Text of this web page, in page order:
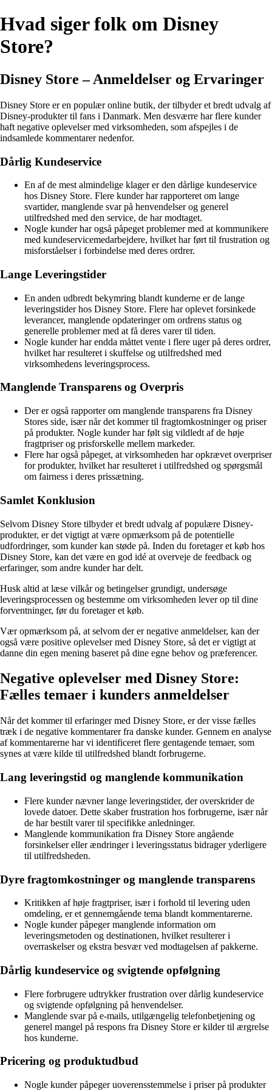
Hvad siger folk om Disney
Store?
Disney Store – Anmeldelser og Ervaringer
Disney Store er en populær online butik, der tilbyder et bredt udvalg af
Disney-produkter til fans i Danmark. Men desværre har flere kunder
haft negative oplevelser med virksomheden, som afspejles i de
indsamlede kommentarer nedenfor.
Dårlig Kundeservice
En af de mest almindelige klager er den dårlige kundeservice
hos Disney Store. Flere kunder har rapporteret om lange
svartider, manglende svar på henvendelser og generel
utilfredshed med den service, de har modtaget.
Nogle kunder har også påpeget problemer med at kommunikere
med kundeservicemedarbejdere, hvilket har ført til frustration og
misforståelser i forbindelse med deres ordrer.
Lange Leveringstider
En anden udbredt bekymring blandt kunderne er de lange
leveringstider hos Disney Store. Flere har oplevet forsinkede
leverancer, manglende opdateringer om ordrens status og
generelle problemer med at få deres varer til tiden.
Nogle kunder har endda måttet vente i flere uger på deres ordrer,
hvilket har resulteret i skuffelse og utilfredshed med
virksomhedens leveringsprocess.
Manglende Transparens og Overpris
Der er også rapporter om manglende transparens fra Disney
Stores side, især når det kommer til fragtomkostninger og priser
på produkter. Nogle kunder har følt sig vildledt af de høje
fragtpriser og prisforskelle mellem markeder.
Flere har også påpeget, at virksomheden har opkrævet overpriser
for produkter, hvilket har resulteret i utilfredshed og spørgsmål
om fairness i deres prissætning.
Samlet Konklusion
Selvom Disney Store tilbyder et bredt udvalg af populære Disney-
produkter, er det vigtigt at være opmærksom på de potentielle
udfordringer, som kunder kan støde på. Inden du foretager et køb hos
Disney Store, kan det være en god idé at overveje de feedback og
erfaringer, som andre kunder har delt.
Husk altid at læse vilkår og betingelser grundigt, undersøge
leveringsprocessen og bestemme om virksomheden lever op til dine
forventninger, før du foretager et køb.
Vær opmærksom på, at selvom der er negative anmeldelser, kan der
også være positive oplevelser med Disney Store, så det er vigtigt at
danne din egen mening baseret på dine egne behov og præferencer.
Negative oplevelser med Disney Store:
Fælles temaer i kunders anmeldelser
Når det kommer til erfaringer med Disney Store, er der visse fælles
træk i de negative kommentarer fra danske kunder. Gennem en analyse
af kommentarerne har vi identificeret flere gentagende temaer, som
synes at være kilde til utilfredshed blandt forbrugerne.
Lang leveringstid og manglende kommunikation
Flere kunder nævner lange leveringstider, der overskrider de
lovede datoer. Dette skaber frustration hos forbrugerne, især når
de har bestilt varer til specifikke anledninger.
Manglende kommunikation fra Disney Store angående
forsinkelser eller ændringer i leveringsstatus bidrager yderligere
til utilfredsheden.
Dyre fragtomkostninger og manglende transparens
Kritikken af høje fragtpriser, især i forhold til levering uden
omdeling, er et gennemgående tema blandt kommentarerne.
Nogle kunder påpeger manglende information om
leveringsmetoden og destinationen, hvilket resulterer i
overraskelser og ekstra besvær ved modtagelsen af pakkerne.
Dårlig kundeservice og svigtende opfølgning
Flere forbrugere udtrykker frustration over dårlig kundeservice
og svigtende opfølgning på henvendelser.
Manglende svar på e-mails, utilgængelig telefonbetjening og
generel mangel på respons fra Disney Store er kilder til ærgrelse
hos kunderne.
Pricering og produktudbud
Nogle kunder påpeger uoverensstemmelse i priser på produkter